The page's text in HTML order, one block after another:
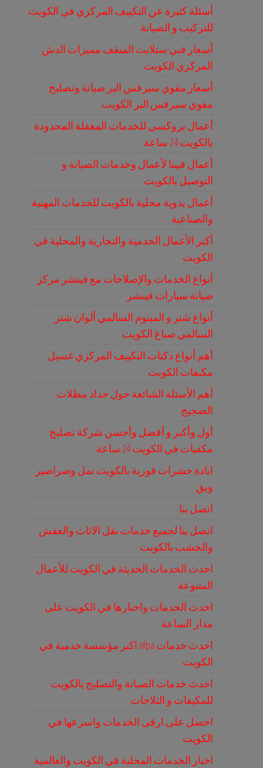
أسئلة كثيرة عن التكييف المركزي في الكويت
للتركيب و الصيانة
أسعار فني ستلايت المنقف مميزات الدش
المركزي الكويت
أسعار مقوي سيرفس البر صيانة وتصليح
مقوي سيرفس البر الكويت
أعمال بروكسي للخدمات المغفلة المحدودة
بالكويت 24 ساعة
أعمال فيينا لأعمال وخدمات الصيانة و
التوصيل بالكويت
أعمال يدوية محلية بالكويت للخدمات المهنية
والصناعية
أكبر الأعمال الخدمية والتجارية والمحلية في
الكويت
أنواع الخدمات والإصلاحات مع فينشر مركز
صيانة سيارات فينشر
أنواع شتر و المينوم السالمي ألوان شتر
السالمي صباغ الكويت
أهم أنواع دكتات التكييف المركزي غسيل
مكيفات الكويت
أهم الأسئلة الشائعة حول حداد مظلات
الضجيج
أول وأكبر و أفضل وأحسن شركة تصليح
مكفيات في الكويت 24 ساعة
ابادة حشرات فورية بالكويت نمل وصراصير
وبق
اتصل بنا
اتصل بنا لجميع خدمات نقل الاثاث والعفش
والخشب بالكويت
احدث الخدمات الحديثة في الكويت للأعمال
المتنوعة
احدث الخدمات واخبارها في الكويت على
مدار الساعة
احدث خدمات nfpa اكبر مؤسسة خدمية في
الكويت
احدث خدمات الصيانة والتصليح بالكويت
للمكيفات و الثلاجات
احصل على ارقى الخدمات واسرعها في
الكويت
اخبار الخدمات المحلية في الكويت والعالمية